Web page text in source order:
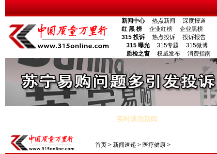
新闻中心 热点新闻
深度报道
红 黑 榜
企业红榜
企业黑榜
315 投诉
热点投诉
投诉报告
315 曝光
315专题
315微博
质检之窗
权威发布
消费指南
直销频道
家居频道
内蒙古
电子杂志
封面专题
专家视点
新闻调查
时事评论 产经分析
实时滚动新闻
通报暴雨灾情 发言人对伤亡数避而不谈 ·暴雨与暴利：京石高速收费
首页 > 新闻速递 > 医疗健康 >